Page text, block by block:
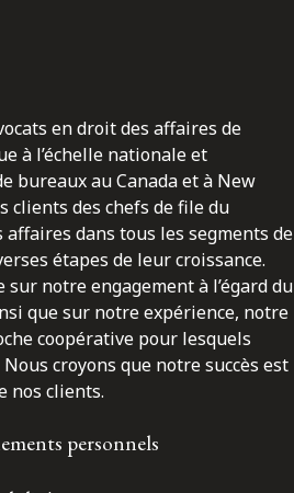
à l’échelle nationale et
au Canada et à New
clients des chefs de file du
dans tous les segments de
étapes de leur croissance.
notre engagement à l’égard du
que sur notre expérience, notre
coopérative pour lesquels
croyons que notre succès est
nos clients.